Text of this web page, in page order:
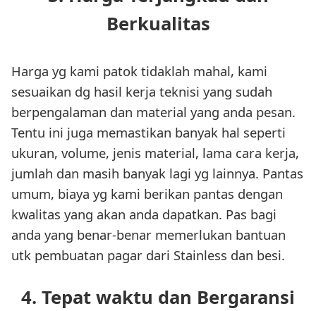
Berkualitas
Harga yg kami patok tidaklah mahal, kami
sesuaikan dg hasil kerja teknisi yang sudah
berpengalaman dan material yang anda pesan.
Tentu ini juga memastikan banyak hal seperti
ukuran, volume, jenis material, lama cara kerja,
jumlah dan masih banyak lagi yg lainnya. Pantas
umum, biaya yg kami berikan pantas dengan
kwalitas yang akan anda dapatkan. Pas bagi
anda yang benar-benar memerlukan bantuan
utk pembuatan pagar dari Stainless dan besi.
4. Tepat waktu dan Bergaransi